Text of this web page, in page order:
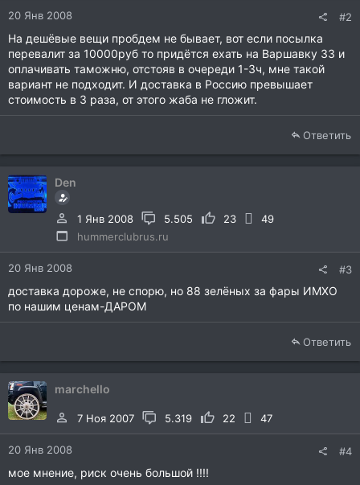
20 Янв 2008 #2
На дешёвые вещи пробдем не бывает, вот если посылка
перевалит за 10000руб то придётся ехать на Варшавку 33 и
оплачивать таможню, отстояв в очереди 1-3ч, мне такой
вариант не подходит. И доставка в Россию превышает
стоимость в 3 раза, от этого жаба не гложит.
Ответить
Den
1 Янв 2008 5.505 23
49
hummerclubrus.ru
20 Янв 2008 #3
доставка дороже, не спорю, но 88 зелёных за фары ИМХО
по нашим ценам-ДАРОМ
Ответить
marchello
7 Ноя 2007 5.319 22 47
20 Янв 2008 #4
мое мнение, риск очень большой !!!!